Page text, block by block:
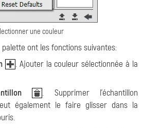
une couleur
ont les fonctions suivantes:
. Ajouter la couleur sélectionnée à la
. Supprimer l'échantillon
également le faire glisser dans la